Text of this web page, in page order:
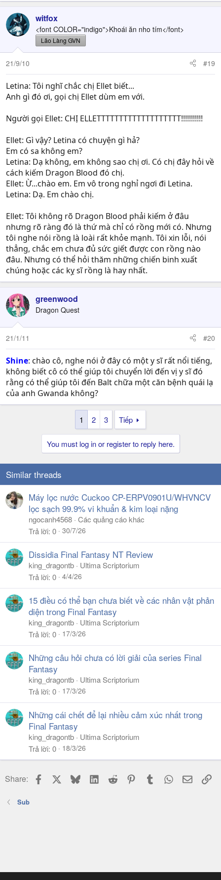
witfox
<font COLOR="indigo">Khoái ăn nho tím</font>
Lão Làng GVN
21/9/10 #19
Letina: Tôi nghĩ chắc chị Ellet biết...
Anh gì đó ơi, gọi chị Ellet dùm em với.
Người gọi Ellet: CHỊ ELLETTTTTTTTTTTTTTTTTTT!!!!!!!!!!!
Ellet: Gì vậy? Letina có chuyện gì hả?
Em có sa không em?
Letina: Dạ không, em không sao chị ơi. Có chị đây hỏi về
cách kiếm Dragon Blood đó chị.
Ellet: Ừ...chào em. Em vô trong nghỉ ngơi đi Letina.
Letina: Dạ. Em chào chị.
Ellet: Tôi không rõ Dragon Blood phải kiếm ở đâu
nhưng rõ ràng đó là thứ mà chỉ có rồng mới có. Nhưng
tôi nghe nói rồng là loài rất khỏe mạnh. Tôi xin lỗi, nói
thẳng, chắc em chưa đủ sức giết được con rồng nào
đâu. Nhưng có thể hỏi thăm những chiến binh xuất
chúng hoặc các kỵ sĩ rồng là hay nhất.
greenwood
Dragon Quest
21/1/11 #20
Shine: chào cô, nghe nói ở đây có một y sĩ rất nổi tiếng,
không biết cô có thể giúp tôi chuyển lời đến vị y sĩ đó
rằng có thể giúp tôi đến Balt chữa một căn bệnh quái lạ
của anh Gwanda không?
1 2 3 Tiếp
You must log in or register to reply here.
Similar threads
Máy lọc nước Cuckoo CP-ERPV0901U/WHVNCV
lọc sạch 99.9% vi khuẩn & kim loại nặng
ngocanh4568 Các quảng cáo khác
Trả lời 0 30/7/26
Dissidia Final Fantasy NT Review
king_dragontb
Ultima Scriptorium
Trả lời 0 4/4/26
15 điều có thể bạn chưa biết về các nhân vật phản
diện trong Final Fantasy
king_dragontb
Ultima Scriptorium
Trả lời 0 17/3/26
Những câu hỏi chưa có lời giải của series Final
Fantasy
king_dragontb
Ultima Scriptorium
Trả lời 0 17/3/26
Những cái chết để lại nhiều cảm xúc nhất trong
Final Fantasy
king_dragontb
Ultima Scriptorium
Trả lời 0 18/3/26
Share: Facebook BlueskyLinkedIn
Reddit PinterestTumblr WhatsApp
Email
Sub